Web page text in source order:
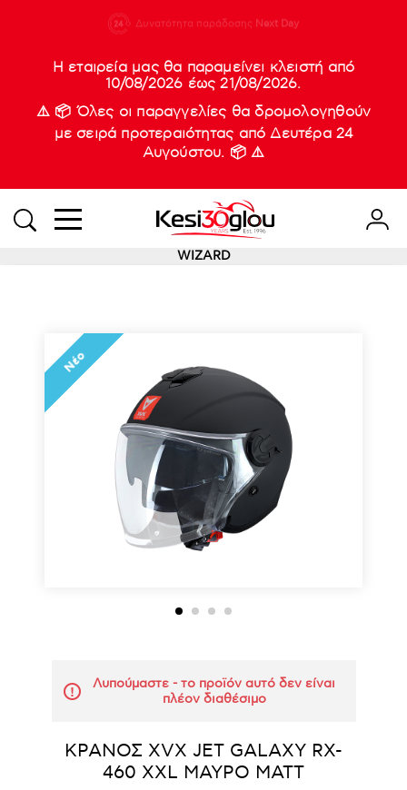
933
Δυνατότητα παράδοσης Next Day
Νέες
Η εταιρεία μας θα παραμείνει κλειστή από
10/08/2026 έως 21/08/2026.
⚠️ 📦 Όλες οι παραγγελίες θα δρομολογηθούν
με σειρά προτεραιότητας από Δευτέρα 24
Αυγούστου. 📦 ⚠️
WIZARD
Νέο
Λυπούμαστε - το προϊόν αυτό δεν είναι
πλέον διαθέσιμο
ΚΡΑΝΟΣ ΧVΧ JET GALAXY RX-
460 XXL ΜΑΥΡΟ ΜΑΤΤ